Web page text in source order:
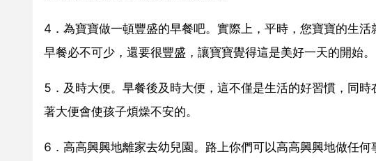
4．為寶寶做一頓豐盛的早餐吧。實際上，平時，您寶寶的生
早餐必不可少，還要很豐盛，讓寶寶覺得這是美好一天的開始。
5．及時大便。早餐後及時大便，這不僅是生活的好習慣，同
著大便會使孩子煩燥不安的。
6．高高興興地離家去幼兒園。路上你們可以高高興興地做任